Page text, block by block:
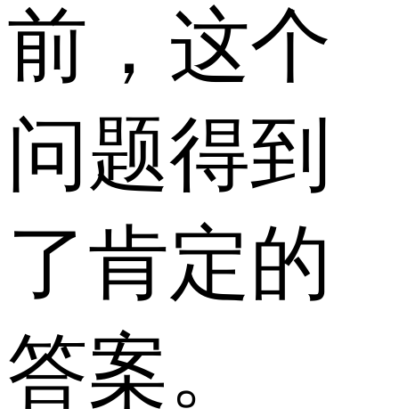
前，这个
问题得到
了肯定的
答案。